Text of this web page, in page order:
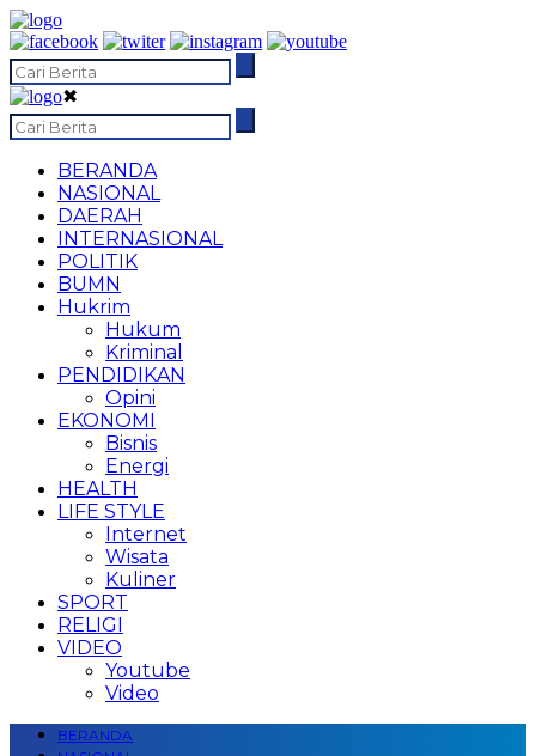
✖
BERANDA
NASIONAL
DAERAH
INTERNASIONAL
POLITIK
BUMN
Hukrim
Hukum
Kriminal
PENDIDIKAN
Opini
EKONOMI
Bisnis
Energi
HEALTH
LIFE STYLE
Internet
Wisata
Kuliner
SPORT
RELIGI
VIDEO
Youtube
Video
BERANDA